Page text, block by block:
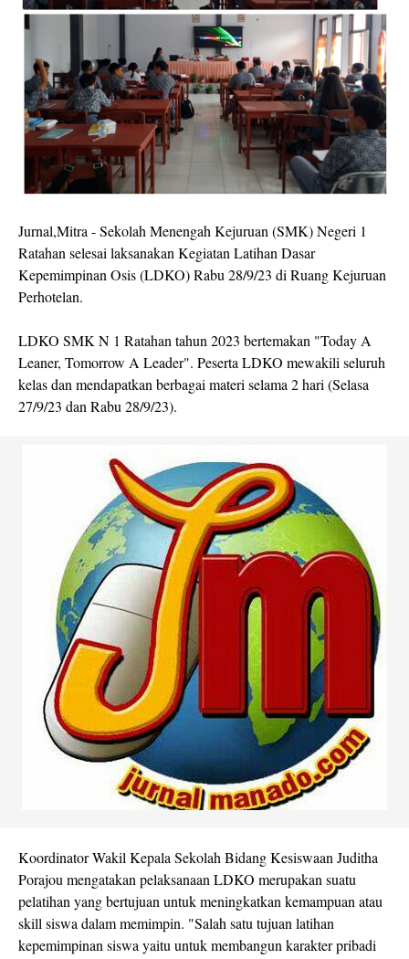
Jurnal,Mitra - Sekolah Menengah Kejuruan (SMK) Negeri 1
Ratahan selesai laksanakan Kegiatan Latihan Dasar
Kepemimpinan Osis (LDKO) Rabu 28/9/23 di Ruang Kejuruan
Perhotelan.
LDKO SMK N 1 Ratahan tahun 2023 bertemakan "Today A
Leaner, Tomorrow A Leader". Peserta LDKO mewakili seluruh
kelas dan mendapatkan berbagai materi selama 2 hari (Selasa
27/9/23 dan Rabu 28/9/23).
Koordinator Wakil Kepala Sekolah Bidang Kesiswaan Juditha
Porajou mengatakan pelaksanaan LDKO merupakan suatu
pelatihan yang bertujuan untuk meningkatkan kemampuan atau
skill siswa dalam memimpin. "Salah satu tujuan latihan
kepemimpinan siswa yaitu untuk membangun karakter pribadi